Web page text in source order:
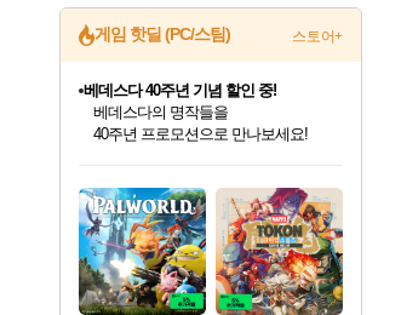
게임 핫딜 (PC/스팀) 스토어+
최대 90% 할인가를 만나보세요!
네이버혜택과 함께 만나보세요!
50%할인&추가 적립까지!
이니&베니 혜택까지!
네이버 혜택가와 함께 예약하세요!
할인&네이버혜택으로 만나보세요!
네이버페이 혜택과 만나보세요!
베데스다 40주년 기념 할인 중!
베데스다의 명작들을
40주년 프로모션으로 만나보세요!
네이버 포인트 혜택까지!
할인가에 만나보세요!
일부 에디션 상시 할인!
혜택으로 예약 판매 중
편안하게 충전하세요